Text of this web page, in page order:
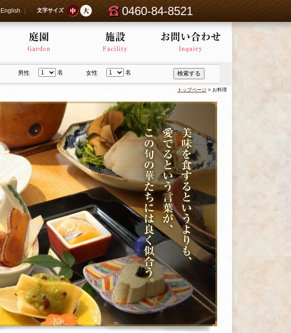
文字サイズ 0460-84-8521
English
男性 名 女性 名 検索する
お料理
トップページ >